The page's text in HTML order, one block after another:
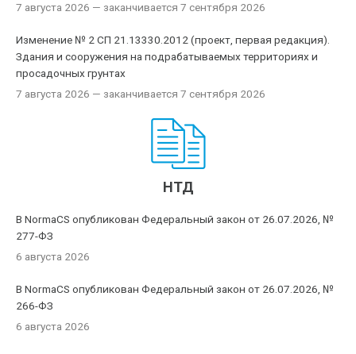
7 августа 2026 — заканчивается 7 сентября 2026
Изменение № 2 СП 21.13330.2012 (проект, первая редакция).
Здания и сооружения на подрабатываемых территориях и
просадочных грунтах
7 августа 2026 — заканчивается 7 сентября 2026
НТД
В NormaCS опубликован Федеральный закон от 26.07.2026, №
277-ФЗ
6 августа 2026
В NormaCS опубликован Федеральный закон от 26.07.2026, №
266-ФЗ
6 августа 2026